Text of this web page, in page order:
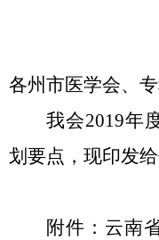
各州市医学会、
我会2019年
划要点，现印发
附件：云南